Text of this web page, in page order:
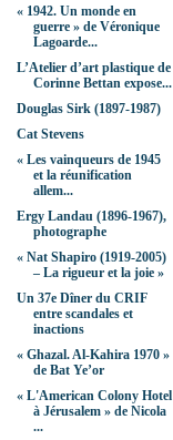
« 1942. Un monde en
guerre » de Véronique
Lagoarde...
L’Atelier d’art plastique de
Corinne Bettan expose...
Douglas Sirk (1897-1987)
Cat Stevens
« Les vainqueurs de 1945
et la réunification
allem...
Ergy Landau (1896-1967),
photographe
« Nat Shapiro (1919-2005)
– La rigueur et la joie »
Un 37e Dîner du CRIF
entre scandales et
inactions
« Ghazal. Al-Kahira 1970 »
de Bat Ye’or
« L'American Colony Hotel
à Jérusalem » de Nicola
...